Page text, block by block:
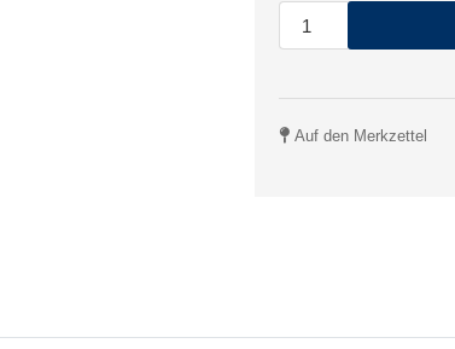
Auf den Merkzettel